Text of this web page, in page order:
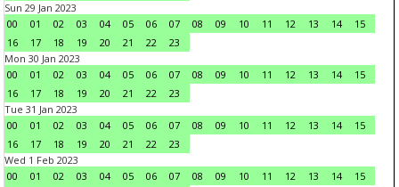
Sun 29 Jan 2023
00
01 02 03 04 05 06 07 08 09 10 11 12 13 14
15
16
17 18 19 20 21 22
23
Mon 30 Jan 2023
00
01 02 03 04 05 06 07 08 09 10 11 12 13 14
15
16
17 18 19 20 21 22
23
Tue 31 Jan 2023
00
01 02 03 04 05 06 07 08 09 10 11 12 13 14
15
16
17 18 19 20 21 22
23
Wed 1 Feb 2023
00
01 02 03 04 05 06 07 08 09 10 11 12 13 14
15